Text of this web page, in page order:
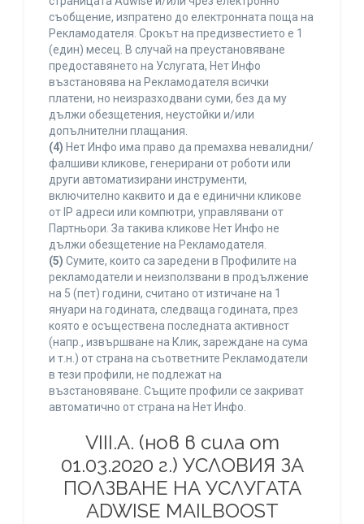
съобщение, изпратено до електронната поща на
Рекламодателя. Срокът на предизвестието е 1
(един) месец. В случай на преустановяване
предоставянето на Услугата, Нет Инфо
възстановява на Рекламодателя всички
платени, но неизразходвани суми, без да му
дължи обезщетения, неустойки и/или
допълнителни плащания.
(4) Нет Инфо има право да премахва невалидни/
фалшиви кликове, генерирани от роботи или
други автоматизирани инструменти,
включително каквито и да е единични кликове
от IP адреси или компютри, управлявани от
Партньори. За такива кликове Нет Инфо не
дължи обезщетение на Рекламодателя.
(5) Сумите, които са заредени в Профилите на
рекламодатели и неизползвани в продължение
на 5 (пет) години, считано от изтичане на 1
януари на годината, следваща годината, през
която е осъществена последната активност
(напр., извършване на Клик, зареждане на сума
и т.н.) от страна на съответните Рекламодатели
в тези профили, не подлежат на
възстановяване. Същите профили се закриват
автоматично от страна на Нет Инфо.
VIII.A. (нов в сила от
01.03.2020 г.) УСЛОВИЯ ЗА
ПОЛЗВАНЕ НА УСЛУГАТА
ADWISE MAILBOOST